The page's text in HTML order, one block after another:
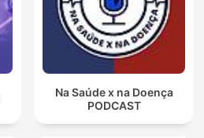
Na Saúde x na Doença
PODCAST